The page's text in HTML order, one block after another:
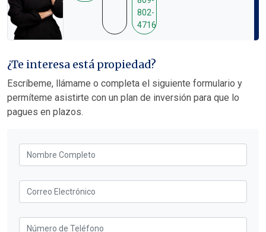
¿Te interesa está propiedad?
Escríbeme, llámame o completa el siguiente formulario y
permíteme asistirte con un plan de inversión para que lo
pagues en plazos.